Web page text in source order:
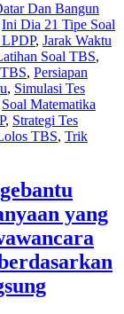
Ini
dia
21
tipe
soal
yang
sering
muncul
di
Jarak
waktu
dan
Dan Bangun
Ini Dia 21 Tipe Soal
, Jarak Waktu
Soal TBS,
, Persiapan
, Simulasi Tes
Soal Matematika
, Strategi Tes
TBS, Trik
yang